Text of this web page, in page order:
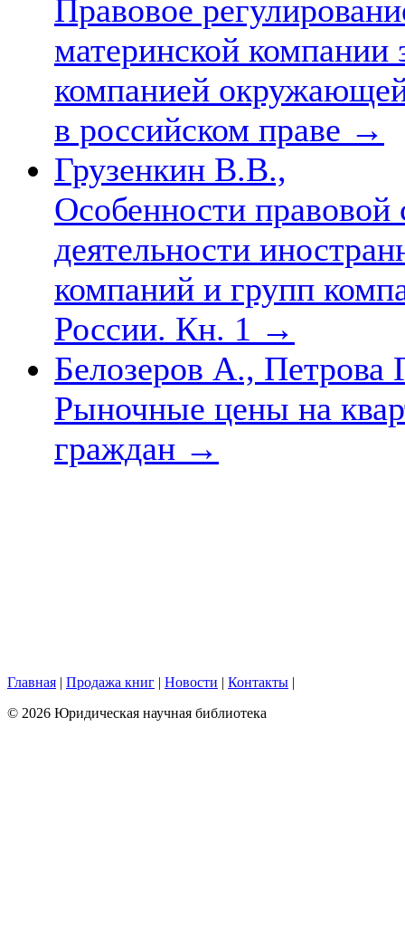
Правовое
материнской компании
компанией окружающей
в российском праве →
Грузенкин В.В.,
Особенности правовой
деятельности
компаний и групп
России. Кн. 1 →
Белозеров А.,
Рыночные цены на
граждан →
Главная | Продажа книг | Новости | Контакты |
© 2026 Юридическая научная библиотека